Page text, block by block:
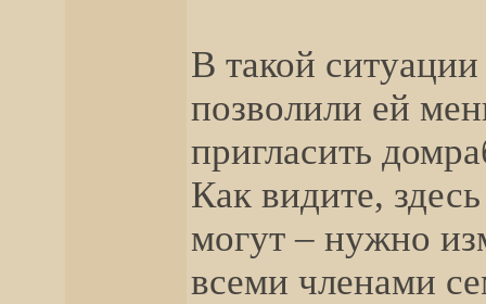
В такой
позволили ей
пригласить
Как видите,
могут – нужно
всеми членами